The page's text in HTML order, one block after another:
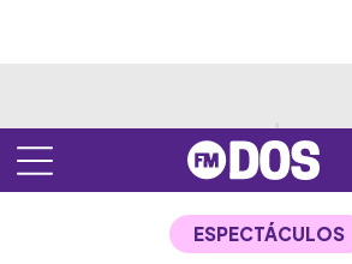
ESPECTÁCULOS